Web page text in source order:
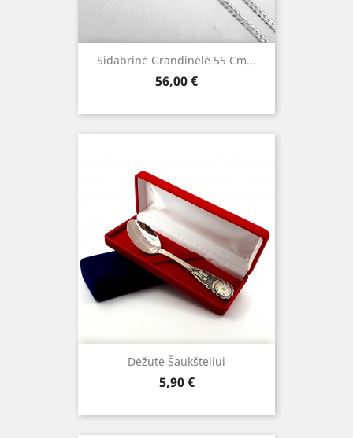
Sidabrinė Grandinėlė 55 Cm...
Kaina
56,00 €
Dėžutė Šaukšteliui
Kaina
5,90 €